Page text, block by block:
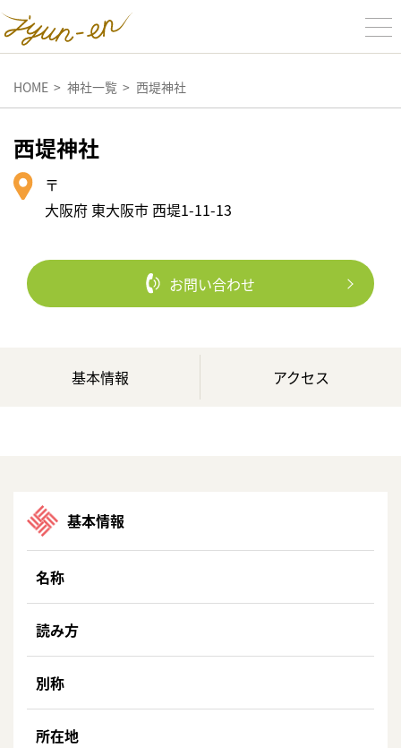
HOME 神社一覧 西堤神社
西堤神社
〒
大阪府 東大阪市 西堤1-11-13
お問い合わせ
基本情報 アクセス
基本情報
名称
読み方
別称
所在地